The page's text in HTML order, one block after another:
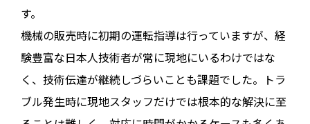
す。
機械の販売時に初期の運転指導は行っていますが、経
験豊富な日本人技術者が常に現地にいるわけではな
く、技術伝達が継続しづらいことも課題でした。トラ
ブル発生時に現地スタッフだけでは根本的な解決に至